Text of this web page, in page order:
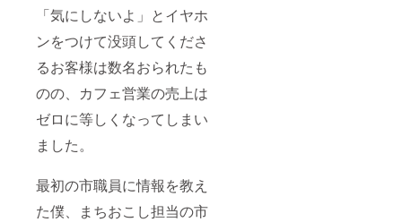
「気にしないよ」とイヤホ
ンをつけて没頭してくださ
るお客様は数名おられたも
のの、カフェ営業の売上は
ゼロに等しくなってしまい
ました。
最初の市職員に情報を教え
た僕、まちおこし担当の市